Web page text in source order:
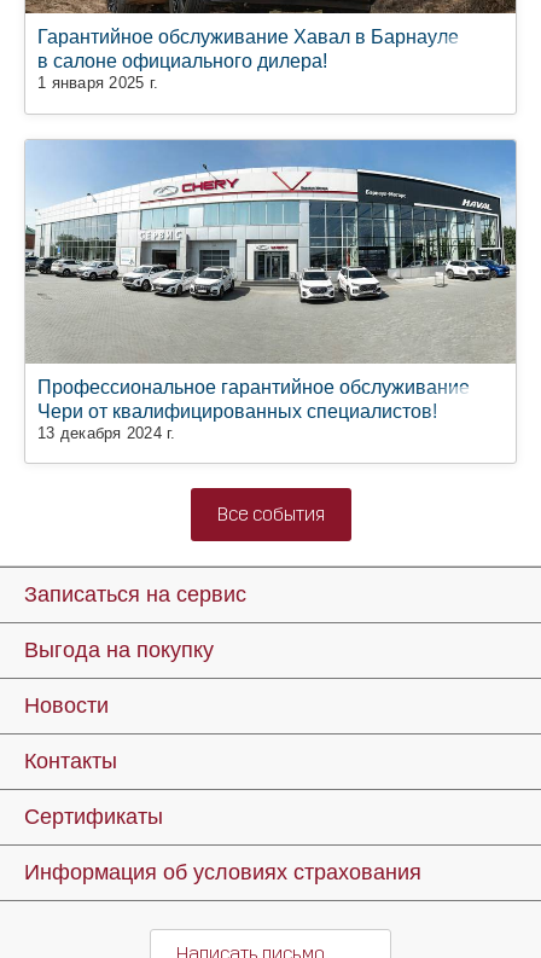
Гарантийное обслуживание Хавал в Барнауле
в салоне официального дилера!
1 января 2025 г.
Профессиональное гарантийное обслуживание
Чери от квалифицированных специалистов!
13 декабря 2024 г.
Все события
Записаться на сервис
Выгода на покупку
Новости
Контакты
Сертификаты
Информация об условиях страхования
Написать письмо